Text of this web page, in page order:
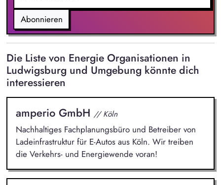
Abonnieren
Die Liste von Energie Organisationen in
Ludwigsburg und Umgebung könnte dich
interessieren
amperio GmbH // Köln
Nachhaltiges Fachplanungsbüro und Betreiber von
Ladeinfrastruktur für E-Autos aus Köln. Wir treiben
die Verkehrs- und Energiewende voran!